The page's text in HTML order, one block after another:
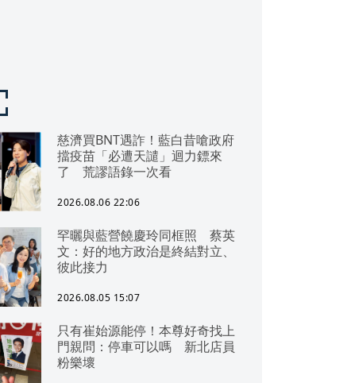
慈濟買BNT遇詐！藍白昔嗆政府
擋疫苗「必遭天譴」迴力鏢來
了 荒謬語錄一次看
2026.08.06 22:06
罕曬與藍營饒慶玲同框照 蔡英
文：好的地方政治是終結對立、
彼此接力
2026.08.05 15:07
只有崔始源能停！本尊好奇找上
門親問：停車可以嗎 新北店員
粉樂壞